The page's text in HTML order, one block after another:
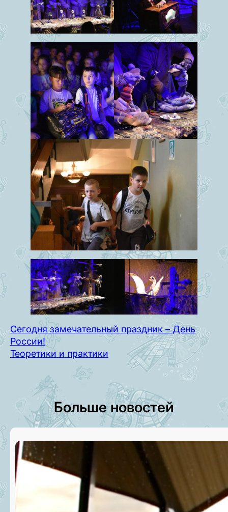
Сегодня замечательный праздник – День
России!
Теоретики и практики
Больше новостей